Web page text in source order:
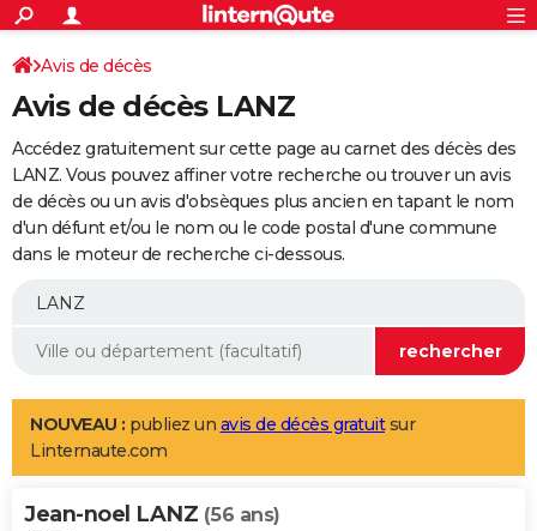
ACTUALITÉS
Politique
Société
Faits Divers
Education
Monde
Villes
+
SPORT
Coupe du monde 2026
Football
Tennis
Cyclisme
Rugby
Forum
Programme TV
TNTStreaming
Cinéma
Sorties cinéma
Musique
+
FINANCE
Retraite
Impôts
Epargne
Immobilier
Risques naturels par ville
Banque
Assurance
Crédit
AUTO
Essais
Réserver un essai
Citadines
Berlines
SUV
Forum auto
+
Mobiles
Meilleur smartphone
Internet
Ordinateurs
Jeux vidéo
Guide high-tech
Aménagement intérieur
LIFESTYLE
Art de vivre
Bien-être
Loisirs
Mode
Modes de vie
Alimentation
Guide de la santé
Maladies
Médicaments
Sommeil
VOYAGE
Avis de décès
Avis de décès LANZ
Accédez gratuitement sur cette page au carnet des décès des
LANZ. Vous pouvez affiner votre recherche ou trouver un avis
de décès ou un avis d'obsèques plus ancien en tapant le nom
d'un défunt et/ou le nom ou le code postal d'une commune
dans le moteur de recherche ci-dessous.
NOUVEAU : publiez un avis de décès gratuitsur
Linternaute.com
Jean-noel LANZ (56 ans)